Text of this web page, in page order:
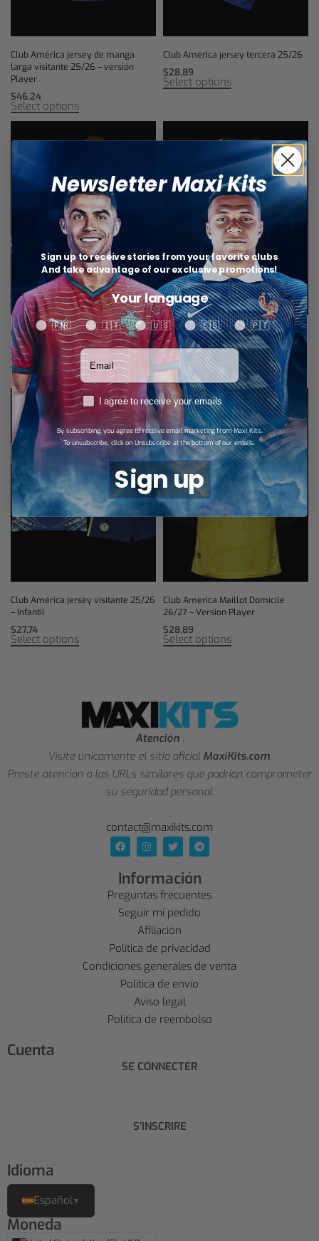
Club América jersey de manga
larga visitante 25/26 – versión
Player
$46,24
Select options
Club América jersey tercera 25/26
$28,89
Select options
Club América jersey visitante 25/26
$28,89
Select options
Club América jersey local 25/26 –
Infantil
$27,74
Select options
Club América jersey visitante 25/26
– Infantil
$27,74
Select options
Club America Maillot Domicile
26/27 – Version Player
$28,89
Select options
Atención :
Visite únicamente el sitio oficial MaxiKits.com.
Preste atención a las URLs similares que podrían comprometer
su seguridad personal.
contact@maxikits.com
Información
Preguntas frecuentes
Seguir mi pedido
Afiliación
Política de privacidad
Condiciones generales de venta
Política de envío
Aviso legal
Política de reembolso
Cuenta
SE CONNECTER
S'INSCRIRE
Idioma
Español▼
Moneda
Newsletter Maxi Kits
Sign up to receive stories from your favorite clubs
And take advantage of our exclusive promotions!
Your language
Your language
🇫🇷 🇮🇹 🇺🇸 🇪🇸 🇵🇹
Votre adresse email
RGPDI agree to receive your emails
By subscribing, you agree to receive email marketing from Maxi Kits.
To unsubscribe, click on Unsubscribe at the bottom of our emails.
Sign up